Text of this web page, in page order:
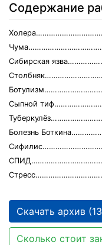
Содержание
Сибирская
Сыпной
Болезнь
Скачать архив
Сколько стоит